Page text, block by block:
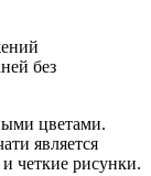
без
цветами.
является
четкие рисунки.